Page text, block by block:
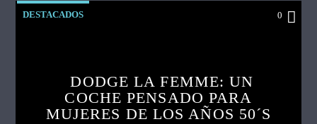
DESTACADOS 0
DODGE LA FEMME: UN
COCHE PENSADO PARA
MUJERES DE LOS AÑOS 50´S